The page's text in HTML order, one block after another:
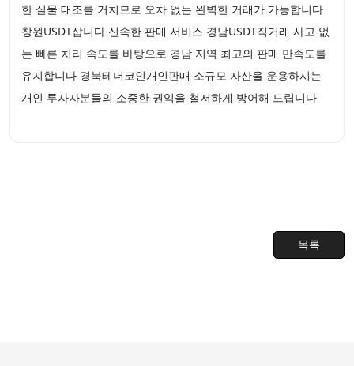
한 실물 대조를 거치므로 오차 없는 완벽한 거래가 가능합니다
창원USDT삽니다 신속한 판매 서비스 경남USDT직거래 사고 없
는 빠른 처리 속도를 바탕으로 경남 지역 최고의 판매 만족도를
유지합니다 경북테더코인개인판매 소규모 자산을 운용하시는
개인 투자자분들의 소중한 권익을 철저하게 방어해 드립니다
목록